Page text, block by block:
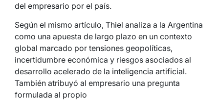
del empresario por el país.
Según el mismo artículo, Thiel analiza a la Argentina
como una apuesta de largo plazo en un contexto
global marcado por tensiones geopolíticas,
incertidumbre económica y riesgos asociados al
desarrollo acelerado de la inteligencia artificial.
También atribuyó al empresario una pregunta
formulada al propio